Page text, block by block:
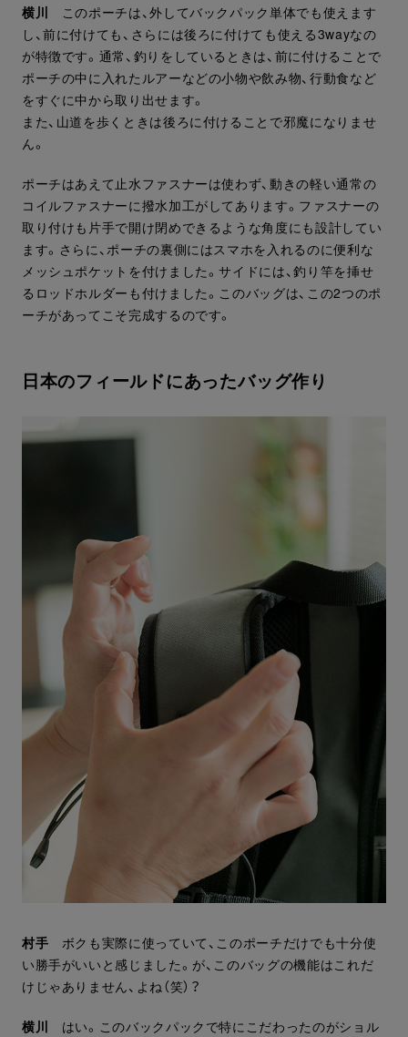
横川 このポーチは、外してバックパック単体でも使えます
し、前に付けても、さらには後ろに付けても使える3wayなの
が特徴です。通常、釣りをしているときは、前に付けることで
ポーチの中に入れたルアーなどの小物や飲み物、行動食など
をすぐに中から取り出せます。
また、山道を歩くときは後ろに付けることで邪魔になりませ
ん。
ポーチはあえて止水ファスナーは使わず、動きの軽い通常の
コイルファスナーに撥水加工がしてあります。ファスナーの
取り付けも片手で開け閉めできるような角度にも設計してい
ます。さらに、ポーチの裏側にはスマホを入れるのに便利な
メッシュポケットを付けました。サイドには、釣り竿を挿せ
るロッドホルダーも付けました。このバッグは、この2つのポ
ーチがあってこそ完成するのです。
日本のフィールドにあったバッグ作り
村手 ボクも実際に使っていて、このポーチだけでも十分使
い勝手がいいと感じました。が、このバッグの機能はこれだ
けじゃありません、よね（笑）？
横川 はい。このバックパックで特にこだわったのがショル